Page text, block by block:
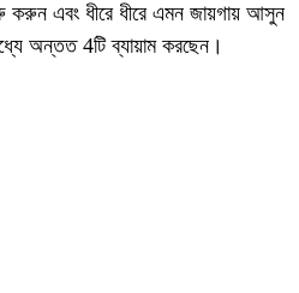
করুন এবং ধীরে ধীরে এমন জায়গায় আসুন
অন্তত 4টি ব্যায়াম করছেন।